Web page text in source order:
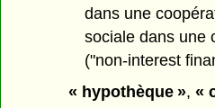
dans une
sociale dans une
("non-interest
« hypothèque »,«